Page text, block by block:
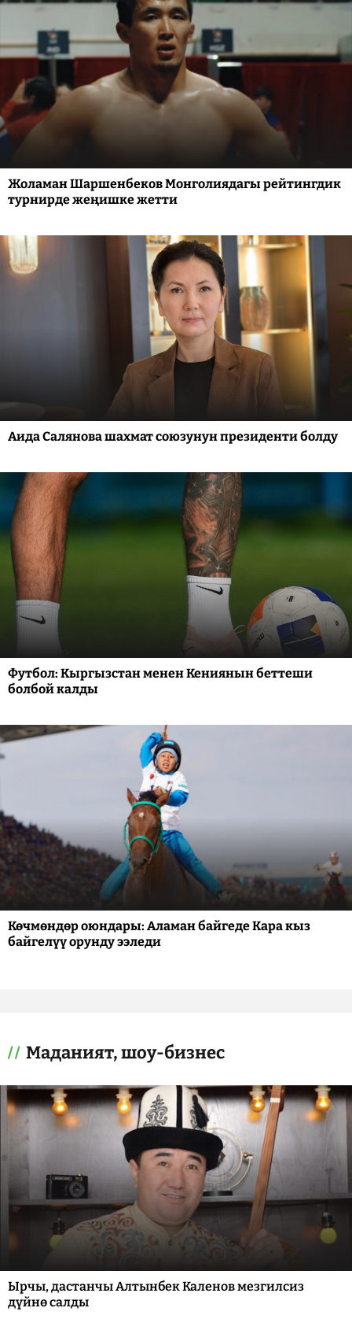
Жоламан Шаршенбеков Монголиядагы рейтингдик
турнирде жеңишке жетти
Аида Салянова шахмат союзунун президенти болду
Футбол: Кыргызстан менен Кениянын беттеши
болбой калды
Көчмөндөр оюндары: Аламан байгеде Кара кыз
байгелүү орунду ээледи
Маданият, шоу-бизнес
Ырчы, дастанчы Алтынбек Каленов мезгилсиз
дүйнө салды